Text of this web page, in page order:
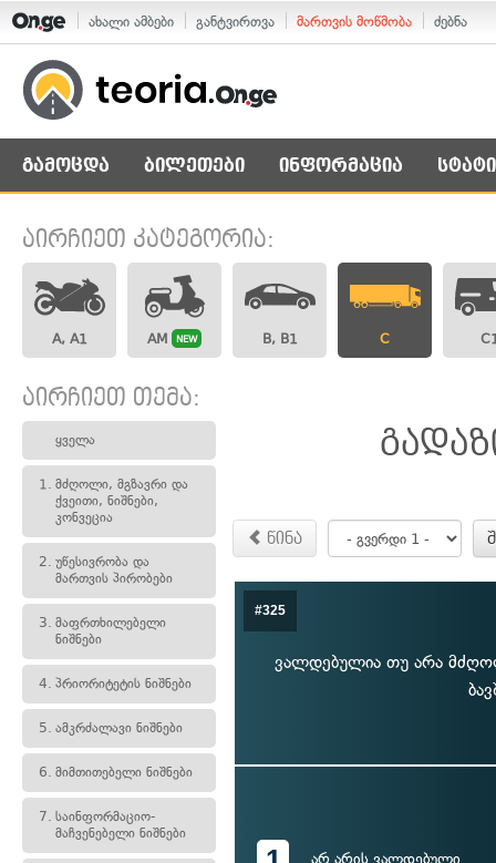
ახალი ამბები განტვირთვა მართვის მოწმობა ძებნა
გამოცდა ბილეთები ინფორმაცია
აირჩიეთ კატეგორია:
A, A1 AM NEW B, B1 C
აირჩიეთ თემა:
ყველა
1. მძღოლი, მგზავრი და
ქვეითი, ნიშნები,
კონვეცია
2. უწესივრობა და
მართვის პირობები
3. მაფრთხილებელი
ნიშნები
4. პრიორიტეტის ნიშნები
5. ამკრძალავი ნიშნები
6. მიმთითებელი ნიშნები
7. საინფორმაციო-
მაჩვენებელი ნიშნები
წინა
#325
ვალდებულია თუ არა
არ არის ვალდებული